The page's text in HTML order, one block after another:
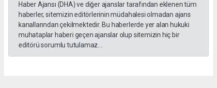
Haber Ajansı (DHA) ve diğer ajanslar tarafından eklenen tüm
haberler, sitemizin editörlerinin müdahalesi olmadan ajans
kanallarından çekilmektedir. Bu haberlerde yer alan hukuki
muhataplar haberi geçen ajanslar olup sitemizin hiç bir
editörü sorumlu tutulamaz...